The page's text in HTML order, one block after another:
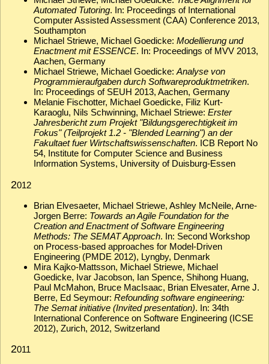
Automated Tutoring. In: Proceedings of International
Computer Assisted Assessment (CAA) Conference 2013,
Southampton
Michael Striewe, Michael Goedicke: Modellierung und
Enactment mit ESSENCE. In: Proceedings of MVV 2013,
Aachen, Germany
Michael Striewe, Michael Goedicke: Analyse von
Programmieraufgaben durch Softwareproduktmetriken.
In: Proceedings of SEUH 2013, Aachen, Germany
Melanie Fischotter, Michael Goedicke, Filiz Kurt-
Karaoglu, Nils Schwinning, Michael Striewe: Erster
Jahresbericht zum Projekt "Bildungsgerechtigkeit im
Fokus" (Teilprojekt 1.2 - "Blended Learning") an der
Fakultaet fuer Wirtschaftswissenschaften. ICB Report No
54, Institute for Computer Science and Business
Information Systems, University of Duisburg-Essen
2012
Brian Elvesaeter, Michael Striewe, Ashley McNeile, Arne-
Jorgen Berre: Towards an Agile Foundation for the
Creation and Enactment of Software Engineering
Methods: The SEMAT Approach. In: Second Workshop
on Process-based approaches for Model-Driven
Engineering (PMDE 2012), Lyngby, Denmark
Mira Kajko-Mattsson, Michael Striewe, Michael
Goedicke, Ivar Jacobson, Ian Spence, Shihong Huang,
Paul McMahon, Bruce MacIsaac, Brian Elvesater, Arne J.
Berre, Ed Seymour: Refounding software engineering:
The Semat initiative (Invited presentation). In: 34th
International Conference on Software Engineering (ICSE
2012), Zurich, 2012, Switzerland
2011